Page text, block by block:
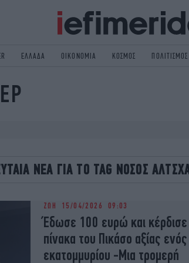
ΕΛΛΑΔΑ ΟΙΚΟΝΟΜΙΑ ΚΟΣΜΟΣ ΠΟΛΙΤΙΣΜΟΣ
PODCAST
ΝΕΑ ΓΙΑ ΤΟ TAG ΝΟΣΟΣ
ΖΩΗ 15/04/2026 09:03
Έδωσε 100 ευρώ και κέρδισε
πίνακα του Πικάσο αξίας ενός
εκατομμυρίου -Μια τρομερή